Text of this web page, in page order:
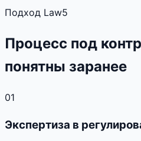
Подход Law5
Процесс под
понятны заранее
01
Экспертиза в